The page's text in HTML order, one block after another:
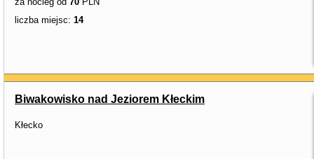
liczba miejsc: 14
Biwakowisko nad Jeziorem Kłeckim
Kłecko